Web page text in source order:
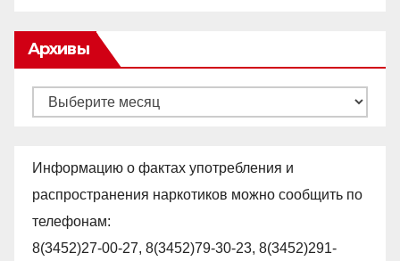
Архивы
Архивы
Информацию о фактах употребления и
распространения наркотиков можно сообщить по
телефонам:
8(3452)27-00-27, 8(3452)79-30-23, 8(3452)291-